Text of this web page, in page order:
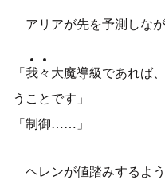
アリアが先を予測しな
「我々大魔導級であれば
うことです」
「制御……」
ヘレンが値踏みするよう